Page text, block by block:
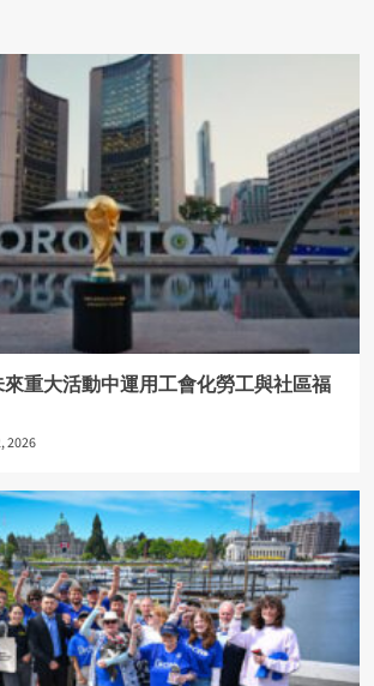
重大活動中運用工會化勞工與社區福
2026